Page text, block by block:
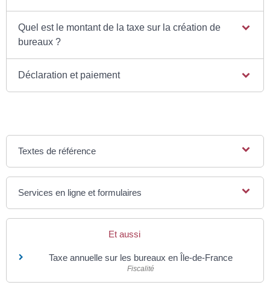
Quel est le montant de la taxe sur la création de
bureaux ?
Déclaration et paiement
Textes de référence
Services en ligne et formulaires
Et aussi
Taxe annuelle sur les bureaux en Île-de-France
Fiscalité